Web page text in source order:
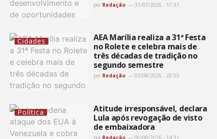
por Redação 31/07/2026 - 17:31
Cidades
AEA Marília realiza a 31ª Festa
no Rolete e celebra mais de
três décadas de tradição no
segundo semestre
por Redação 03/08/2026 - 20:55
Política
Atitude irresponsável, declara
Lula após revogação de visto
de embaixadora
por Redação 06/08/2026 - 14:31